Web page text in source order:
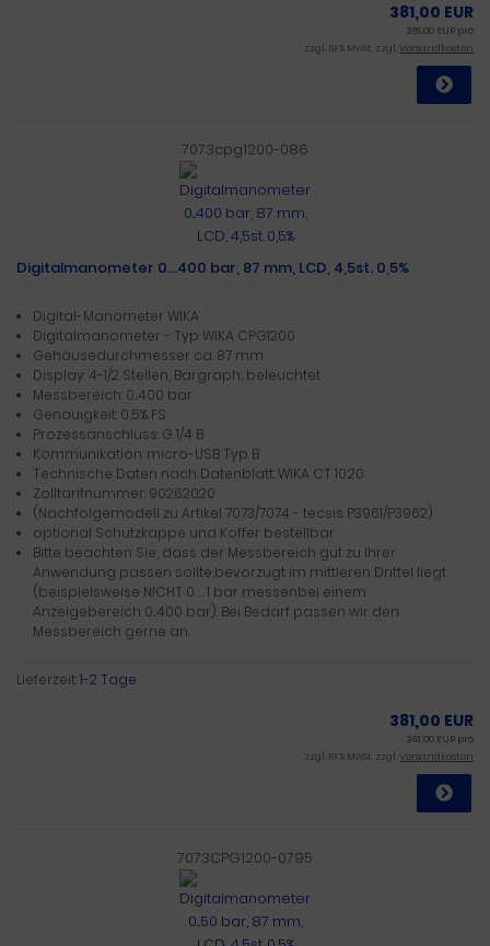
381,00 EUR
381,00 EUR pro
zzgl. 19 % MwSt. zzgl.Versandkosten
7073cpg1200-086
Digitalmanometer 0...400 bar, 87 mm, LCD, 4,5st. 0,5%
Digital-Manometer WIKA
Digitalmanometer - Typ WIKA CPG1200
Gehäusedurchmesser ca. 87 mm
Display: 4-1/2 Stellen, Bargraph, beleuchtet
Messbereich: 0...400 bar
Genauigkeit: 0,5% FS
Prozessanschluss: G 1/4 B
Kommunikation: micro-USB Typ B
Technische Daten nach Datenblatt: WIKA CT 10.20
Zolltarifnummer: 90262020
(Nachfolgemodell zu Artikel 7073/7074 - tecsis P3961/P3962)
optional Schutzkappe und Koffer bestellbar
Bitte beachten Sie, dass der Messbereich gut zu Ihrer
Anwendung passen sollte,bevorzugt im mittleren Drittel liegt
(beispielsweise NICHT 0 … 1 bar messenbei einem
Anzeigebereich 0...400 bar). Bei Bedarf passen wir den
Messbereich gerne an.
Lieferzeit:1-2 Tage
381,00 EUR
381,00 EUR pro
zzgl. 19 % MwSt. zzgl.Versandkosten
7073CPG1200-0795